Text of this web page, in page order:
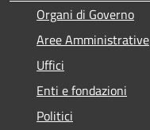
Organi di Governo
Aree Amministrative
Uffici
Enti e fondazioni
Politici